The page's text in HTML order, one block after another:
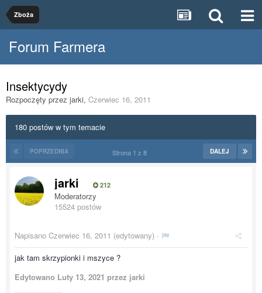
Zboża
Forum Farmera
Insektycydy
Rozpoczęty przez jarki, Czerwiec 16, 2011
180 postów w tym temacie
POPRZEDNIA DALEJ
Strona 1 z 8
jarki 212
Moderatorzy
15524 postów
Napisano Czerwiec 16, 2011 (edytowany) ·
jak tam skrzypionki i mszyce ?
Edytowano Luty 13, 2021 przez jarki